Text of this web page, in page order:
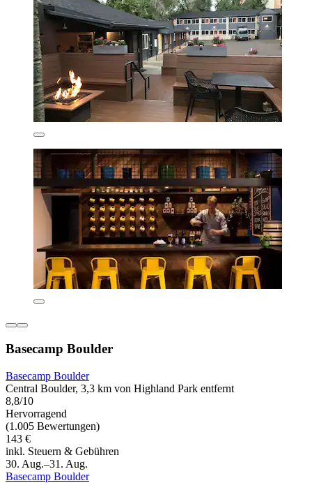
Basecamp Boulder
Basecamp Boulder
Central Boulder, 3,3 km von Highland Park entfernt
8,8/10
Hervorragend
(1.005 Bewertungen)
143 €
inkl. Steuern & Gebühren
30. Aug.–31. Aug.
Basecamp Boulder